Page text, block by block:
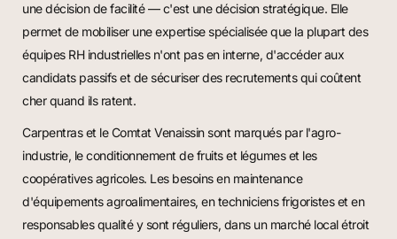
une décision de facilité — c'est une décision stratégique. Elle
permet de mobiliser une expertise spécialisée que la plupart des
équipes RH industrielles n'ont pas en interne, d'accéder aux
candidats passifs et de sécuriser des recrutements qui coûtent
cher quand ils ratent.
Carpentras et le Comtat Venaissin sont marqués par l'agro-
industrie, le conditionnement de fruits et légumes et les
coopératives agricoles. Les besoins en maintenance
d'équipements agroalimentaires, en techniciens frigoristes et en
responsables qualité y sont réguliers, dans un marché local étroit